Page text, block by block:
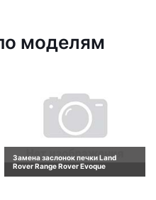
моделям
Замена заслонок печки Land
Rover Range Rover Evoque